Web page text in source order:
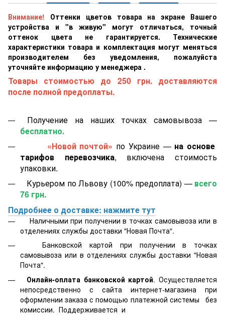
Внимание!
Оттенки цветов товара на экране Вашего
устройства и "в живую" могут отличаться, точный
оттенок цвета не гарантируется. Технические
характеристики товара и комплектация могут меняться
производителем без уведомления, пожалуйста
уточняйте информацию у менеджера .
Товары стоимостью до 250 грн. доставляются
после полной предоплаты.
Получение на наших точках самовывоза —
бесплатно.
«Новой почтой» по Украине — на основе
тарифов перевозчика, включена стоимость
упаковки.
Курьером по Львову (100% предоплата) — всего
76 грн.
Подробнее о доставке: нажмите тут
Наличными при получении в точках самовывоза или в
отделениях службы доставки "Новая Почта".
Банковской картой при получении в точках
самовывоза или в отделениях службы доставки "Новая
Почта".
Онлайн-оплата банковской картой. Осуществляется
непосредственно с сайта интернет-магазина при
оформлении заказа с помощью платежной системы
без
комиссии. Поддерживается и